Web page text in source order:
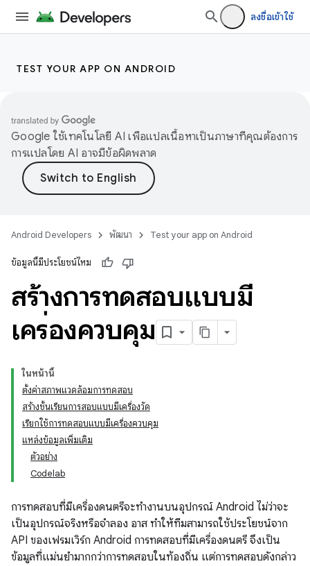
ลงชื่อเข้าใช้
TEST YOUR APP ON ANDROID
Google ใช้เทคโนโลยี AI เพื่อแปลเนื้อหาเป็นภาษาที่คุณต้องการ
การแปลโดย AI อาจมีข้อผิดพลาด
Android Developers พัฒนา Test your app on Android
ข้อมูลนี้มีประโยชน์ไหม
สร้างการทดสอบแบบมี
เครื่องควบคุม
ในหน้านี้
ตั้งค่าสภาพแวดล้อมการทดสอบ
สร้างชั้นเรียนการสอบแบบมีเครื่องวัด
เรียกใช้การทดสอบแบบมีเครื่องควบคุม
แหล่งข้อมูลเพิ่มเติม
ตัวอย่าง
Codelab
การทดสอบที่มีเครื่องดนตรีจะทำงานบนอุปกรณ์ Android ไม่ว่าจะ
เป็นอุปกรณ์จริงหรือจำลอง อาส ทำให้ทีมสามารถใช้ประโยชน์จาก
API ของเฟรมเวิร์ก Android การทดสอบที่มีเครื่องดนตรี จึงเป็น
ข้อมูลที่แม่นยํามากกว่าการทดสอบในท้องถิ่น แต่การทดสอบดังกล่าว